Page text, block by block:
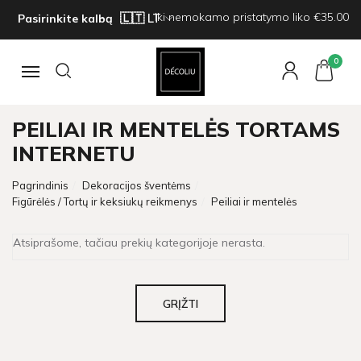
Pasirinkite kalbą Iki nemokamo pristatymo liko €35.00
Navigacija
0
PEILIAI IR MENTELĖS TORTAMS
INTERNETU
Pagrindinis
Dekoracijos šventėms
Figūrėlės / Tortų ir keksiukų reikmenys
Peiliai ir mentelės
Atsiprašome, tačiau prekių kategorijoje nerasta.
GRĮŽTI